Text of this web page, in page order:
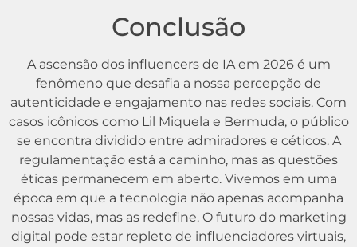
Conclusão
A ascensão dos influencers de IA em 2026 é um
fenômeno que desafia a nossa percepção de
autenticidade e engajamento nas redes sociais. Com
casos icônicos como Lil Miquela e Bermuda, o público
se encontra dividido entre admiradores e céticos. A
regulamentação está a caminho, mas as questões
éticas permanecem em aberto. Vivemos em uma
época em que a tecnologia não apenas acompanha
nossas vidas, mas as redefine. O futuro do marketing
digital pode estar repleto de influenciadores virtuais,